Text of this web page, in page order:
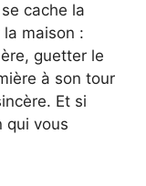
se cache la
maison :
guetter le
à son tour
Et si
qui vous